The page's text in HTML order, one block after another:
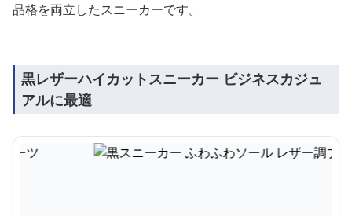
品格を両立したスニーカーです。
黒レザーハイカットスニーカー ビジネスカジュ
アルに最適